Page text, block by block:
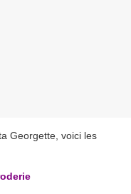
Georgette, voici les